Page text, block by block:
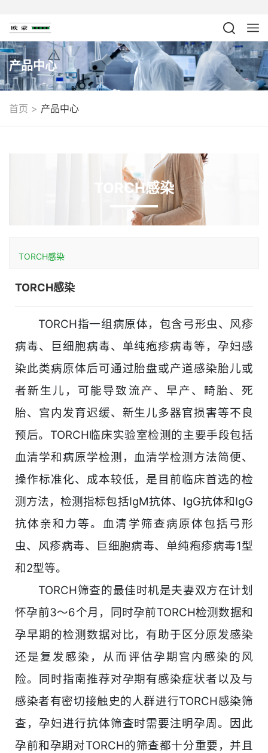
产品中心
首页 > 产品中心
TORCH感染
TORCH感染
TORCH感染
TORCH指一组病原体，包含弓形虫、风疹
病毒、巨细胞病毒、单纯疱疹病毒等，孕妇感
染此类病原体后可通过胎盘或产道感染胎儿或
者新生儿，可能导致流产、早产、畸胎、死
胎、宫内发育迟缓、新生儿多器官损害等不良
预后。TORCH临床实验室检测的主要手段包括
血清学和病原学检测，血清学检测方法简便、
操作标准化、成本较低，是目前临床首选的检
测方法，检测指标包括IgM抗体、IgG抗体和IgG
抗体亲和力等。血清学筛查病原体包括弓形
虫、风疹病毒、巨细胞病毒、单纯疱疹病毒1型
和2型等。
TORCH筛查的最佳时机是夫妻双方在计划
怀孕前3～6个月，同时孕前TORCH检测数据和
孕早期的检测数据对比，有助于区分原发感染
还是复发感染，从而评估孕期宫内感染的风
险。同时指南推荐对孕期有感染症状者以及与
感染者有密切接触史的人群进行TORCH感染筛
查，孕妇进行抗体筛查时需要注明孕周。因此
孕前和孕期对TORCH的筛查都十分重要，并且